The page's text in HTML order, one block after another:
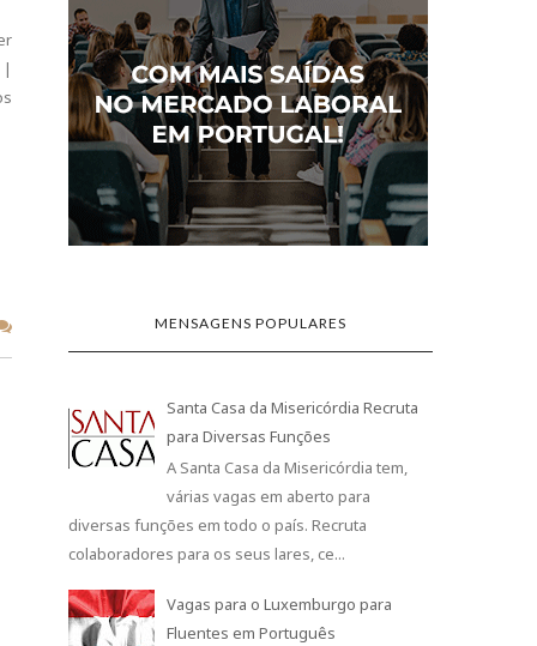
MENSAGENS POPULARES
Santa Casa da Misericórdia Recruta
para Diversas Funções
A Santa Casa da Misericórdia tem,
várias vagas em aberto para
diversas funções em todo o país. Recruta
colaboradores para os seus lares, ce...
Vagas para o Luxemburgo para
Fluentes em Português